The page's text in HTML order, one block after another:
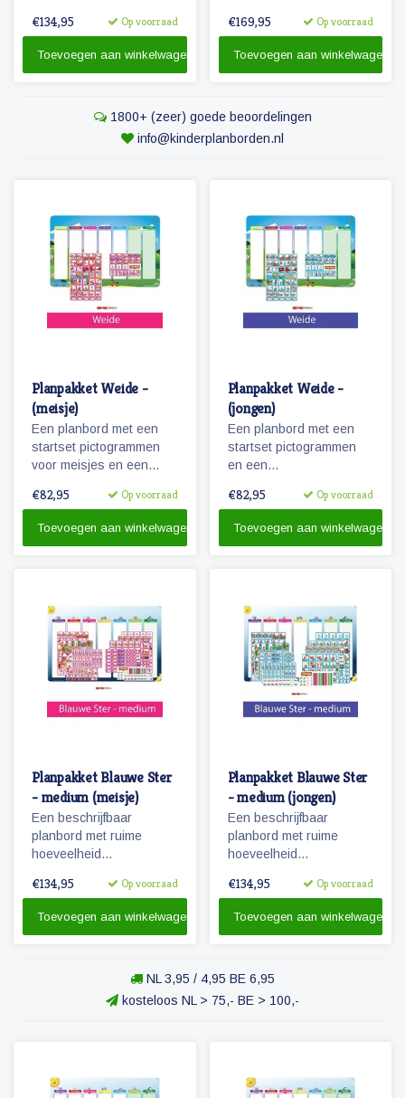
planplezier!
€134,95 Op voorraad
Toevoegen aan winkelwagen
voor o.a. belonen, weer
een set stiften en
€169,95 Op voorraad
Toevoegen aan winkelwagen
1800+ (zeer) goede beoordelingen
info@kinderplanborden.nl
Planpakket Weide -
(meisje)
Een planbord met een
startset pictogrammen
voor meisjes en een
€82,95 Op voorraad
Toevoegen aan winkelwagen
Planpakket Weide -
(jongen)
Een planbord met een
startset pictogrammen
en een
€82,95 Op voorraad
Toevoegen aan winkelwagen
Planpakket Blauwe Ster
- medium (meisje)
Een beschrijfbaar
planbord met ruime
hoeveelheid
pictogrammen voor een
Herkenbaarheid van de
€134,95 Op voorraad
Toevoegen aan winkelwagen
Planpakket Blauwe Ster
- medium (jongen)
Een beschrijfbaar
planbord met ruime
hoeveelheid
pictogrammen voor een
Herkenbaarheid van de
€134,95 Op voorraad
Toevoegen aan winkelwagen
NL 3,95 / 4,95 BE 6,95
kosteloos NL > 75,- BE > 100,-